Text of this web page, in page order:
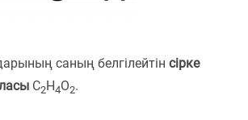
саның белгілейтін сірке
C2H4O2.